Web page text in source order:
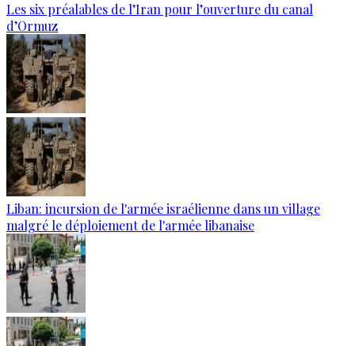
Les six préalables de l’Iran pour l’ouverture du canal
d’Ormuz
Liban: incursion de l'armée israélienne dans un village
malgré le déploiement de l'armée libanaise